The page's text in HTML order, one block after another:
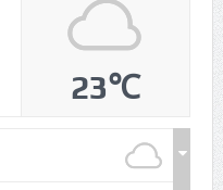
23℃